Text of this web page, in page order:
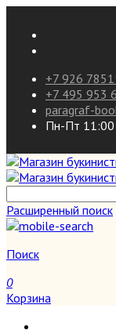
+7 926
+7 495 953
paragraf-
Пн-Пт
Расширенный поиск
Поиск
0
Корзина